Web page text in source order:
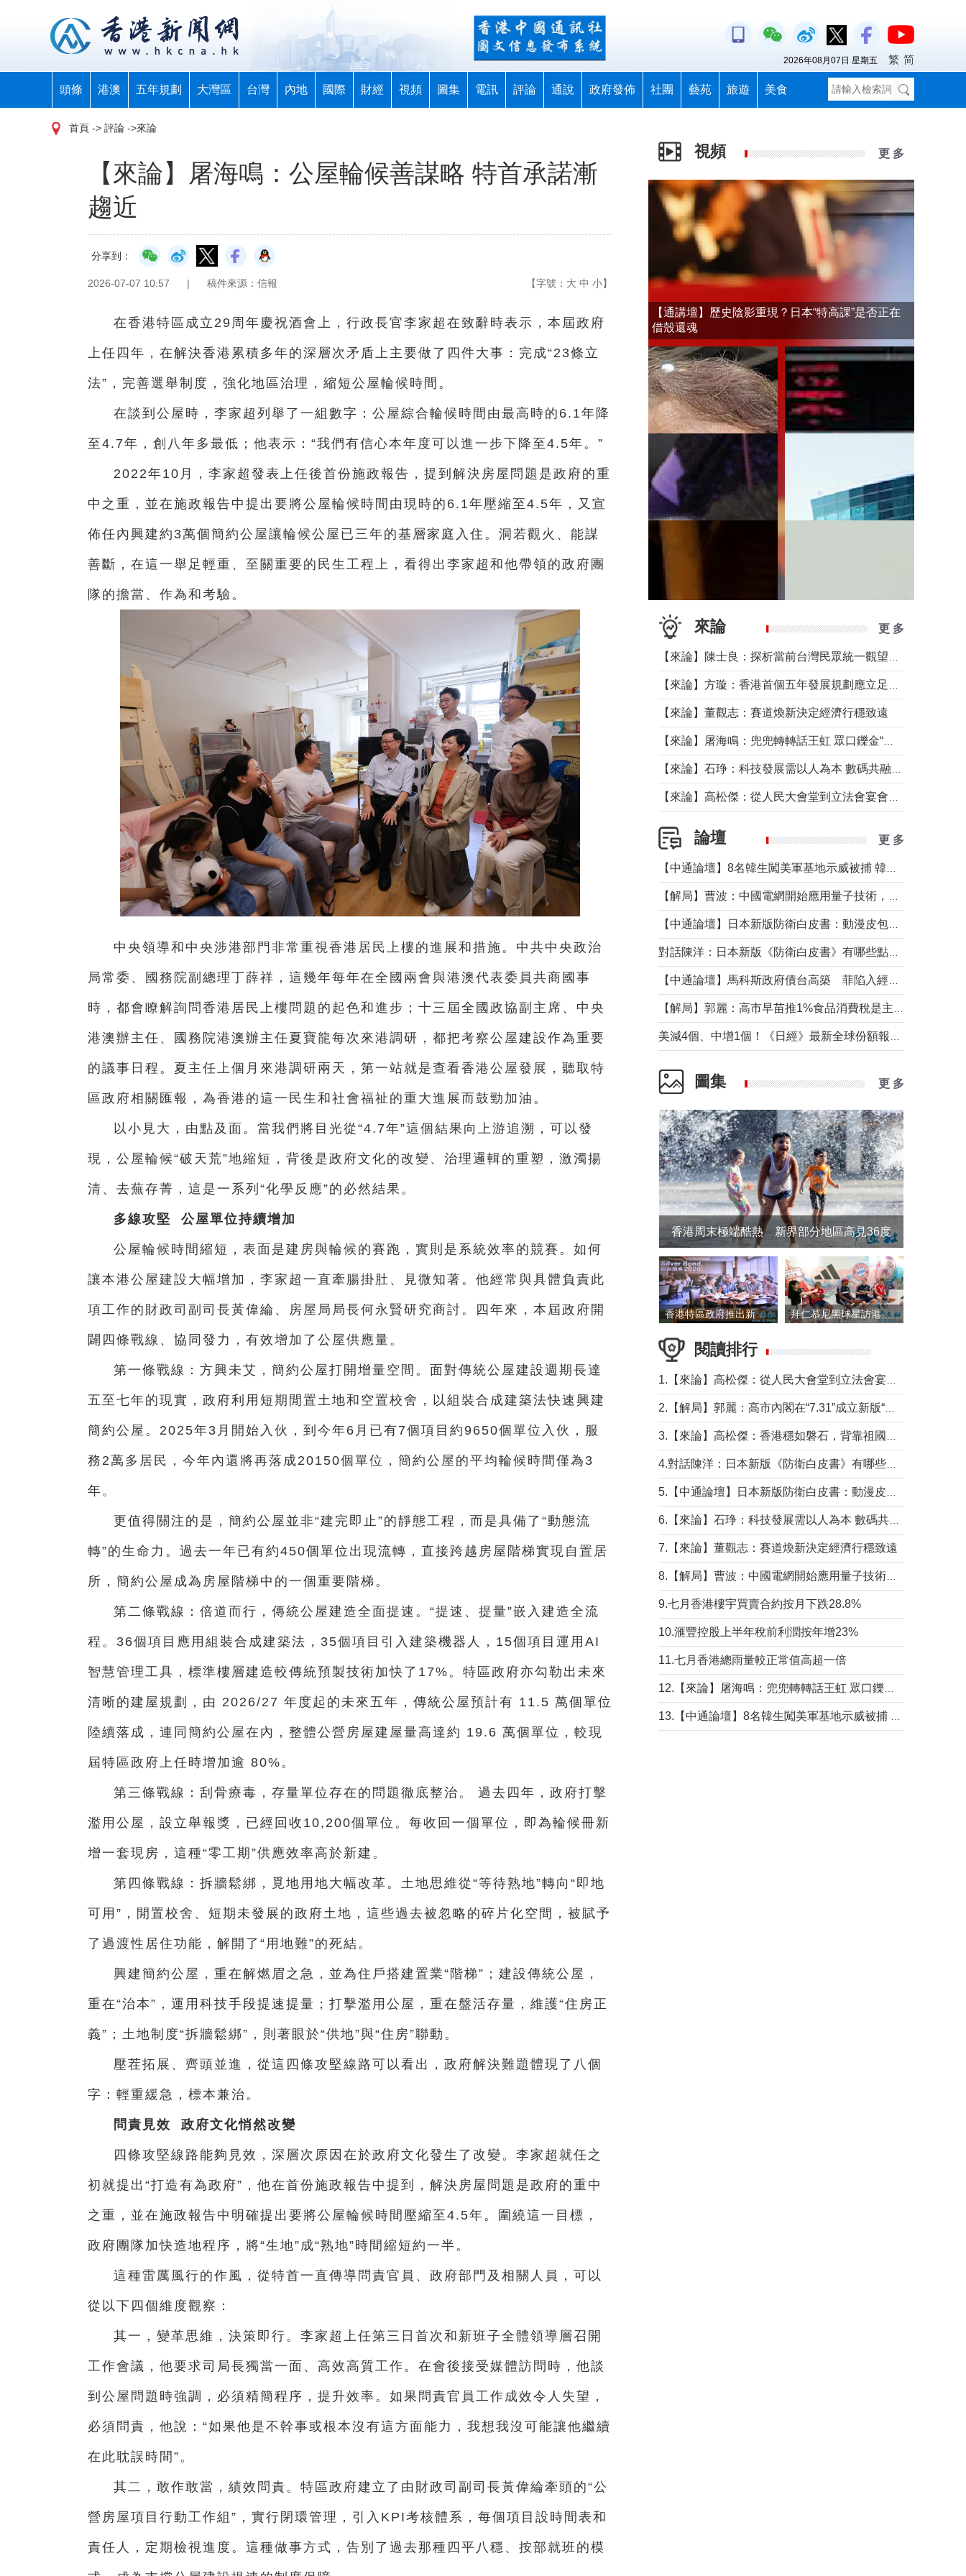
頭條 港澳 五年規劃 大灣區 台灣 內地 國際 財經 視頻 圖集 電訊 評論 通說 政府發佈 社團 藝苑 旅遊 美食
2026年08月07日 星期五 繁 简
首頁 -> 評論 ->來論
【來論】屠海鳴：公屋輪候善謀略 特首承諾漸
趨近
分享到：
2026-07-07 10:57 | 稿件來源：信報 【字號： 大 中 小】
在香港特區成立29周年慶祝酒會上，行政長官李家超在致辭時表示，本屆政府
上任四年，在解決香港累積多年的深層次矛盾上主要做了四件大事：完成“23條立
法”，完善選舉制度，強化地區治理，縮短公屋輪候時間。
在談到公屋時，李家超列舉了一組數字：公屋綜合輪候時間由最高時的6.1年降
至4.7年，創八年多最低；他表示：“我們有信心本年度可以進一步下降至4.5年。”
2022年10月，李家超發表上任後首份施政報告，提到解決房屋問題是政府的重
中之重，並在施政報告中提出要將公屋輪候時間由現時的6.1年壓縮至4.5年，又宣
佈任內興建約3萬個簡約公屋讓輪候公屋已三年的基層家庭入住。洞若觀火、能謀
善斷，在這一舉足輕重、至關重要的民生工程上，看得出李家超和他帶領的政府團
隊的擔當、作為和考驗。
中央領導和中央涉港部門非常重視香港居民上樓的進展和措施。中共中央政治
局常委、國務院副總理丁薛祥，這幾年每年在全國兩會與港澳代表委員共商國事
時，都會瞭解詢問香港居民上樓問題的起色和進步；十三屆全國政協副主席、中央
港澳辦主任、國務院港澳辦主任夏寶龍每次來港調研，都把考察公屋建設作為重要
的議事日程。夏主任上個月來港調研兩天，第一站就是查看香港公屋發展，聽取特
區政府相關匯報，為香港的這一民生和社會福祉的重大進展而鼓勁加油。
以小見大，由點及面。當我們將目光從“4.7年”這個結果向上游追溯，可以發
現，公屋輪候“破天荒”地縮短，背後是政府文化的改變、治理邏輯的重塑，激濁揚
清、去蕪存菁，這是一系列“化學反應”的必然結果。
多線攻堅 公屋單位持續增加
公屋輪候時間縮短，表面是建房與輪候的賽跑，實則是系統效率的競賽。如何
讓本港公屋建設大幅增加，李家超一直牽腸掛肚、見微知著。他經常與具體負責此
項工作的財政司副司長黃偉綸、房屋局局長何永賢研究商討。四年來，本屆政府開
闢四條戰線、協同發力，有效增加了公屋供應量。
第一條戰線：方興未艾，簡約公屋打開增量空間。面對傳統公屋建設週期長達
五至七年的現實，政府利用短期閒置土地和空置校舍，以組裝合成建築法快速興建
簡約公屋。2025年3月開始入伙，到今年6月已有7個項目約9650個單位入伙，服
務2萬多居民，今年內還將再落成20150個單位，簡約公屋的平均輪候時間僅為3
年。
更值得關注的是，簡約公屋並非“建完即止”的靜態工程，而是具備了“動態流
轉”的生命力。過去一年已有約450個單位出現流轉，直接跨越房屋階梯實現自置居
所，簡約公屋成為房屋階梯中的一個重要階梯。
第二條戰線：倍道而行，傳統公屋建造全面提速。“提速、提量”嵌入建造全流
程。36個項目應用組裝合成建築法，35個項目引入建築機器人，15個項目運用AI
智慧管理工具，標準樓層建造較傳統預製技術加快了17%。特區政府亦勾勒出未來
清晰的建屋規劃，由 2026/27 年度起的未來五年，傳統公屋預計有 11.5 萬個單位
陸續落成，連同簡約公屋在內，整體公營房屋建屋量高達約 19.6 萬個單位，較現
屆特區政府上任時增加逾 80%。
第三條戰線：刮骨療毒，存量單位存在的問題徹底整治。 過去四年，政府打擊
濫用公屋，設立舉報獎，已經回收10,200個單位。每收回一個單位，即為輪候冊新
增一套現房，這種“零工期”供應效率高於新建。
第四條戰線：拆牆鬆綁，覓地用地大幅改革。土地思維從“等待熟地”轉向“即地
可用”，閒置校舍、短期未發展的政府土地，這些過去被忽略的碎片化空間，被賦予
了過渡性居住功能，解開了“用地難”的死結。
興建簡約公屋，重在解燃眉之急，並為住戶搭建置業“階梯”；建設傳統公屋，
重在“治本”，運用科技手段提速提量；打擊濫用公屋，重在盤活存量，維護“住房正
義”；土地制度“拆牆鬆綁”，則著眼於“供地”與“住房”聯動。
壓茬拓展、齊頭並進，從這四條攻堅線路可以看出，政府解決難題體現了八個
字：輕重緩急，標本兼治。
問責見效 政府文化悄然改變
四條攻堅線路能夠見效，深層次原因在於政府文化發生了改變。李家超就任之
初就提出“打造有為政府”，他在首份施政報告中提到，解決房屋問題是政府的重中
之重，並在施政報告中明確提出要將公屋輪候時間壓縮至4.5年。圍繞這一目標，
政府團隊加快造地程序，將“生地”成“熟地”時間縮短約一半。
這種雷厲風行的作風，從特首一直傳導問責官員、政府部門及相關人員，可以
從以下四個維度觀察：
其一，變革思維，決策即行。李家超上任第三日首次和新班子全體領導層召開
工作會議，他要求司局長獨當一面、高效高質工作。在會後接受媒體訪問時，他談
到公屋問題時強調，必須精簡程序，提升效率。如果問責官員工作成效令人失望，
必須問責，他說：“如果他是不幹事或根本沒有這方面能力，我想我沒可能讓他繼續
在此耽誤時間”。
其二，敢作敢當，績效問責。特區政府建立了由財政司副司長黃偉綸牽頭的“公
營房屋項目行動工作組”，實行閉環管理，引入KPI考核體系，每個項目設時間表和
責任人，定期檢視進度。這種做事方式，告別了過去那種四平八穩、按部就班的模
視頻 更 多
【通講壇】歷史陰影重現？日本“特高課”是否正在
借殼還魂
來論 更 多
【來論】董觀志：賽道煥新決定經濟行穩致遠
論壇 更 多
圖集 更 多
香港周末極端酷熱 新界部分地區高見36度
香港特區政府推出新一批銀色債券 每手1萬元保底息4.25厘 拜仁慕尼黑球星訪港 與球迷近距離互動
閱讀排行
7.【來論】董觀志：賽道煥新決定經濟行穩致遠
9.七月香港樓宇買賣合約按月下跌28.8%
10.滙豐控股上半年稅前利潤按年增23%
11.七月香港總雨量較正常值高超一倍